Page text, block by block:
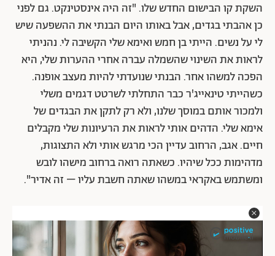
השקת קו הבישום החדש שלו. "זה היה אינסטינקט. גם לפני
כן אהבתי בגדים, אבל באותו היום הבנתי את ההשפעה שיש
לי על נשים. הייתי בן חמש ואימא שלי הקשיבה לי. נהניתי
לראות את השינוי שהשמלה עברה אחרי ההערות שלי, היא
הפכה למשהו אחר. הבנתי שנועדתי להיות מעצב אופנה.
כשהייתי טינאייג'ר כבר התחלתי לשרטט דגמים משלי
ולמכור אותם במוסך שלנו, ולא רק לתקן את הבגדים של
אימא שלי. הדהים אותי לראות את הרעיונות שלי מקבלים
חיים. אגב, הרחוב עדיין הכי מרגש אותי ולא התצוגות,
מדהימות ככל שיהיו. כשאתה רואה ברחוב מישהו לובש
ומשתמש באקראי במשהו שאתה חשבת עליו – זה אדיר".